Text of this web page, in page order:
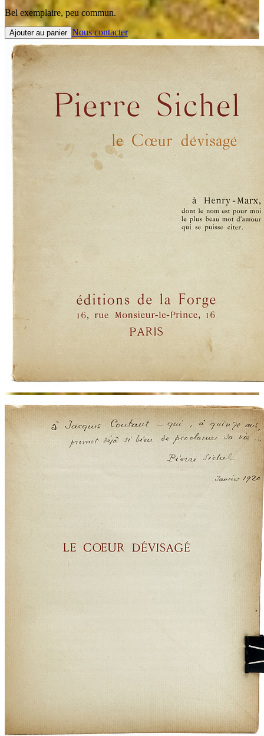
Bel exemplaire, peu commun.
Ajouter au panier Nous contacter